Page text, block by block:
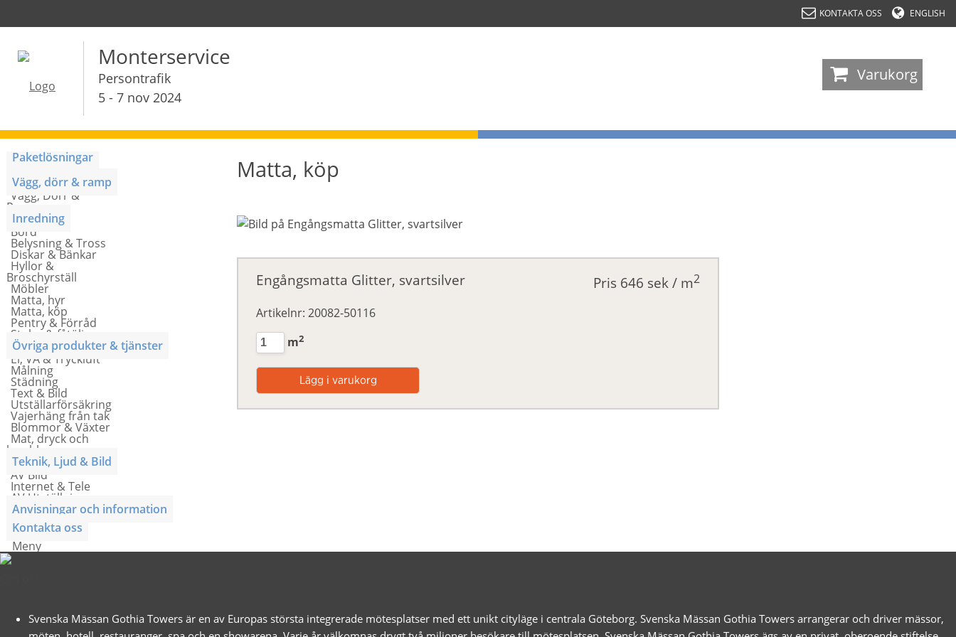
KONTAKTA OSS- ENGLISH
Varukorg
Monterservice
Persontrafik
5 - 7 nov 2024
Paketlösningar
Vägg, dörr & ramp
Vägg, Dörr &
Ramp
Inredning
Bord
Belysning & Tross
Diskar & Bänkar
Hyllor &
Broschyrställ
Möbler
Matta, hyr
Matta, köp
Pentry & Förråd
Stolar & fåtöljer
Övriga produkter & tjänster
El, VA & Tryckluft
Målning
Städning
Text & Bild
Utställarförsäkring
Vajerhäng från tak
Blommor & Växter
Mat, dryck och
lunchkuponger
Teknik, Ljud & Bild
AV Bild
Internet & Tele
AV Utställning
Anvisningar och information
Kontakta oss
Meny
Matta, köp
Pris 646 sek / m2
Engångsmatta Glitter, svartsilver
Artikelnr: 20082-50116
m2
Svenska Mässan Gothia Towers är en av Europas största integrerade mötesplatser med ett unikt cityläge i centrala Göteborg. Svenska Mässan Gothia Towers arrangerar och driver mässor,